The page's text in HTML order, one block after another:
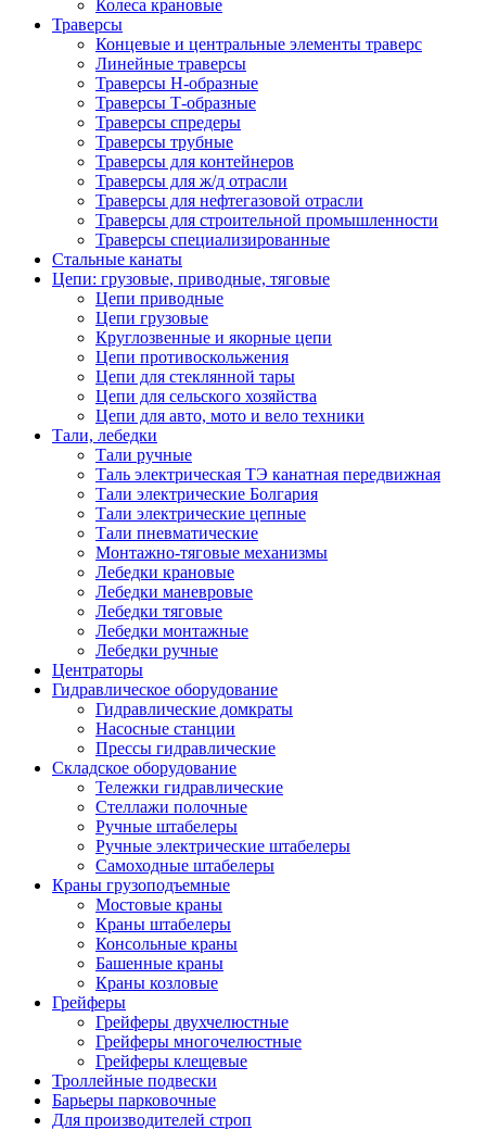
Колеса крановые
Траверсы
Концевые и центральные элементы траверс
Линейные траверсы
Траверсы Н-образные
Траверсы Т-образные
Траверсы спредеры
Траверсы трубные
Траверсы для контейнеров
Траверсы для ж/д отрасли
Траверсы для нефтегазовой отрасли
Траверсы для строительной промышленности
Траверсы специализированные
Стальные канаты
Цепи: грузовые, приводные, тяговые
Цепи приводные
Цепи грузовые
Круглозвенные и якорные цепи
Цепи противоскольжения
Цепи для стеклянной тары
Цепи для сельского хозяйства
Цепи для авто, мото и вело техники
Тали, лебедки
Тали ручные
Таль электрическая ТЭ канатная передвижная
Тали электрические Болгария
Тали электрические цепные
Тали пневматические
Монтажно-тяговые механизмы
Лебедки крановые
Лебедки маневровые
Лебедки тяговые
Лебедки монтажные
Лебедки ручные
Центраторы
Гидравлическое оборудование
Гидравлические домкраты
Насосные станции
Прессы гидравлические
Складское оборудование
Тележки гидравлические
Cтеллажи полочные
Ручные штабелеры
Ручные электрические штабелеры
Самоходные штабелеры
Краны грузоподъемные
Мостовые краны
Краны штабелеры
Консольные краны
Башенные краны
Краны козловые
Грейферы
Грейферы двухчелюстные
Грейферы многочелюстные
Грейферы клещевые
Троллейные подвески
Барьеры парковочные
Для производителей строп